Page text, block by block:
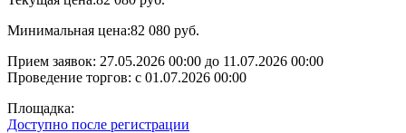
Минимальная цена:82 080 руб.
Прием заявок: 27.05.2026 00:00 до 11.07.2026 00:00
Проведение торгов: с 01.07.2026 00:00
Площадка:
Доступно после регистрации